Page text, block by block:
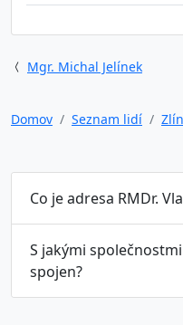
Mgr. Michal Jelínek
Domov
Seznam lidí Zlín
Co je adresa RMDr.
S jakými
spojen?